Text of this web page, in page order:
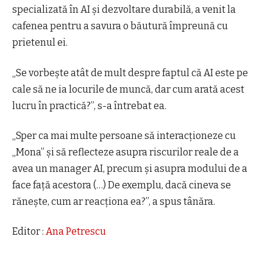
specializată în AI şi dezvoltare durabilă, a venit la
cafenea pentru a savura o băutură împreună cu
prietenul ei.
„Se vorbeşte atât de mult despre faptul că AI este pe
cale să ne ia locurile de muncă, dar cum arată acest
lucru în practică?”, s-a întrebat ea.
„Sper ca mai multe persoane să interacţioneze cu
„Mona” şi să reflecteze asupra riscurilor reale de a
avea un manager AI, precum şi asupra modului de a
face faţă acestora (…) De exemplu, dacă cineva se
răneşte, cum ar reacţiona ea?”, a spus tânăra.
Editor : Ana Petrescu